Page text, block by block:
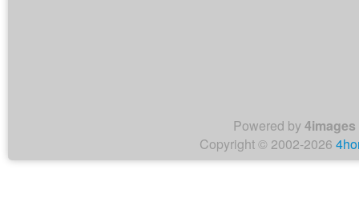
Powered by4images
Copyright © 2002-2026